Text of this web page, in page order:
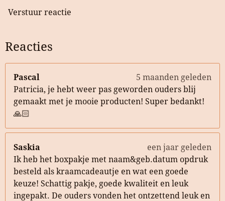
Verstuur reactie
Reacties
Pascal
5 maanden geleden
Patricia, je hebt weer pas geworden ouders blij
gemaakt met je mooie producten! Super bedankt!
🙏🏻
Saskia
een jaar geleden
Ik heb het boxpakje met naam&geb.datum opdruk
besteld als kraamcadeautje en wat een goede
keuze! Schattig pakje, goede kwaliteit en leuk
ingepakt. De ouders vonden het ontzettend leuk en